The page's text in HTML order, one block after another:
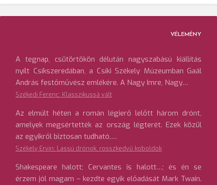
VÉLEMÉNY
A tegnap, csütörtökön délután nagyszabású kiállítás
nyílt Csíkszeredában, a Csíki Székely Múzeumban Gaál
András festőművész emlékére. A Nagy Imre, Nagy…
Székedi Ferenc: Klasszikussá vált
Az elmúlt héten a román légierő lelőtt három drónt,
amelyek megsértették az ország légterét. Ezek közül
az egyikről biztosan tudható,…
Székely Ervin: Lassú drónok, rosszkedvű koboldok
Shakespeare halott; Cervantes is halott…; és én se
érzem jól magam – kezdte egyik előadását Mark Twain.